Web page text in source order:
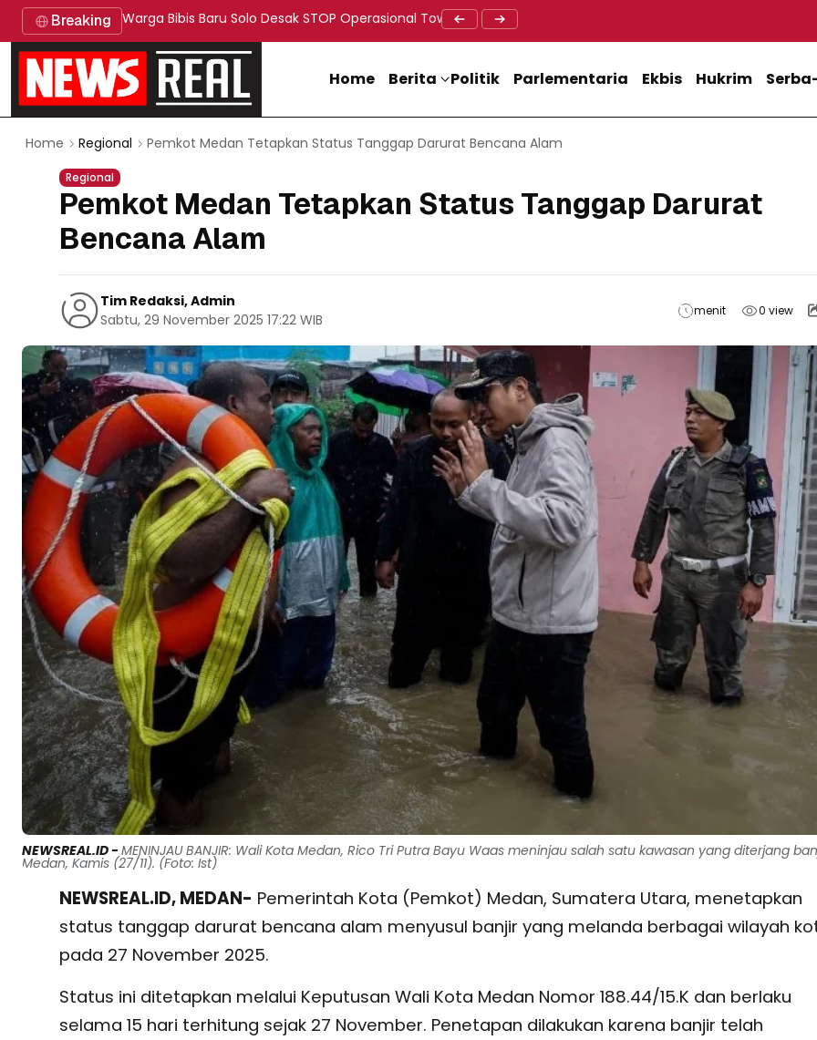
Breaking Warga Bibis Baru Solo Desak STOP Operasional Tower BTS, Diwa : Nyawa dan Keselamatan Warga Lebih
Doa Lintas Agama Perkuat Semangat Persatuan Jelang
Home Berita Politik Parlementaria Ekbis Hukrim
Home Regional Pemkot Medan Tetapkan Status Tanggap Darurat Bencana Alam
Regional
Pemkot Medan Tetapkan Status Tanggap Darurat
Bencana Alam
Tim Redaksi, Admin
Sabtu, 29 November 2025 17:22 WIB
menit 0view
NEWSREAL.ID -MENINJAU BANJIR: Wali Kota Medan, Rico Tri Putra Bayu Waas meninjau salah satu kawasan yang diterjang
Medan, Kamis (27/11). (Foto: Ist)
NEWSREAL.ID, MEDAN- Pemerintah Kota (Pemkot) Medan, Sumatera Utara, menetapkan
status tanggap darurat bencana alam menyusul banjir yang melanda berbagai wilayah
pada 27 November 2025.
Status ini ditetapkan melalui Keputusan Wali Kota Medan Nomor 188.44/15.K dan berlaku
selama 15 hari terhitung sejak 27 November. Penetapan dilakukan karena banjir telah